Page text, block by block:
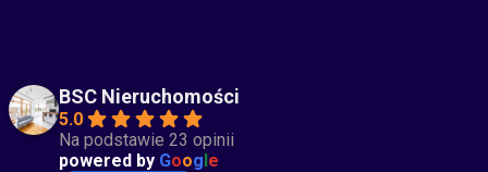
BSC Nieruchomości
5.0
Na podstawie 23 opinii
powered by Google